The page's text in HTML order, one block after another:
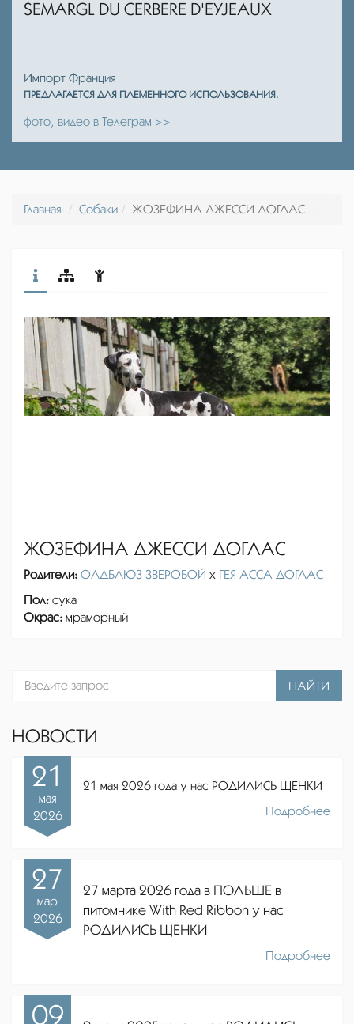
SEMARGL DU CERBERE D'EYJEAUX
Импорт Франция
ПРЕДЛАГАЕТСЯ ДЛЯ ПЛЕМЕННОГО ИСПОЛЬЗОВАНИЯ.
фото, видео в Телеграм >>
Главная Собаки ЖОЗЕФИНА ДЖЕССИ ДОГЛАС
ЖОЗЕФИНА ДЖЕССИ ДОГЛАС
Родители: ОЛДБЛЮЗ ЗВЕРОБОЙ x ГЕЯ АССА ДОГЛАС
Пол: сука
Окрас: мраморный
НАЙТИ
НОВОСТИ
21
мая
2026
21 мая 2026 года у нас РОДИЛИСЬ ЩЕНКИ
Подробнее
27
мар
2026
27 марта 2026 года в ПОЛЬШЕ в
питомнике With Red Ribbon у нас
РОДИЛИСЬ ЩЕНКИ
Подробнее
09